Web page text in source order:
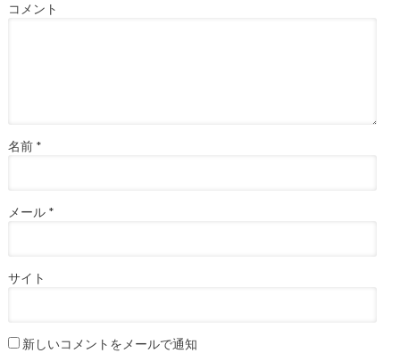
コメント
名前 *
メール *
サイト
新しいコメントをメールで通知